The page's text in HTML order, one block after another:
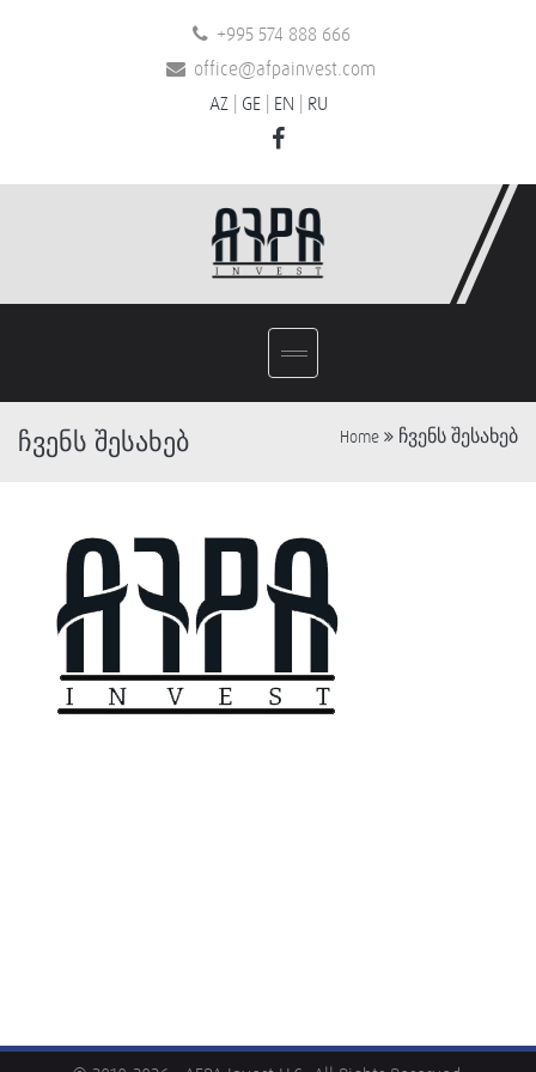
+995 574 888 666
office@afpainvest.com
AZ| GE| EN RU
ჩვენს შესახებ Home ჩვენს შესახებ